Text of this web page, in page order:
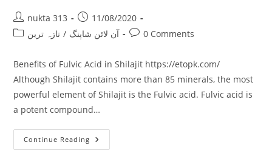
Post
author:
nukta 313
Post
published:
11/08/2020
Post
آن لائن شاپنگ / تازہ ترین
Post0 Comments
Benefits of Fulvic Acid in Shilajit https://etopk.com/
Although Shilajit contains more than 85 minerals, the most
powerful element of Shilajit is the Fulvic acid. Fulvic acid is
a potent compound…
Continue Reading Benefits
Of